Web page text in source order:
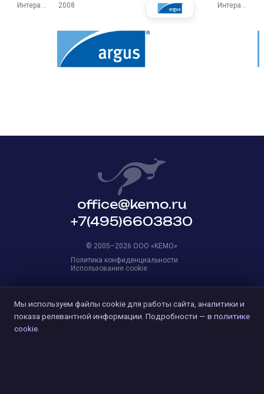
2008
office@kemo.ru
+7(495)6603830
© 2005–2026 OOO «KEMO»
Политика конфиденциальности
Использование cookie
Мы используем файлы cookie для работы сайта, аналитики и
показа релевантной информации. Подробности — в политике
cookie